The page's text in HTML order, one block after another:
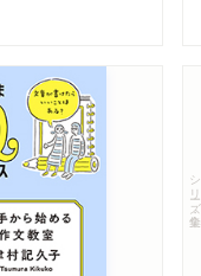
シリーズ・全集